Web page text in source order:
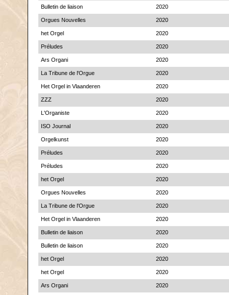
Bulletin de liaison 2020
Orgues Nouvelles 2020
het Orgel 2020
Préludes 2020
Ars Organi 2020
La Tribune de l'Orgue 2020
Het Orgel in Vlaanderen 2020
ZZZ 2020
L'Organiste 2020
ISO Journal 2020
Orgelkunst 2020
Préludes 2020
Préludes 2020
het Orgel 2020
Orgues Nouvelles 2020
La Tribune de l'Orgue 2020
Het Orgel in Vlaanderen 2020
Bulletin de liaison 2020
Bulletin de liaison 2020
het Orgel 2020
het Orgel 2020
Ars Organi 2020